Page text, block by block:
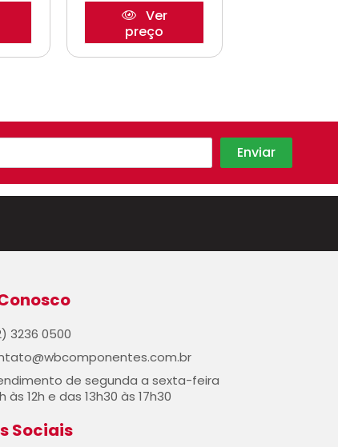
Ver
preço
3236 0500
de segunda a sexta-feira
às 12h e das 13h30 às 17h30
Sociais